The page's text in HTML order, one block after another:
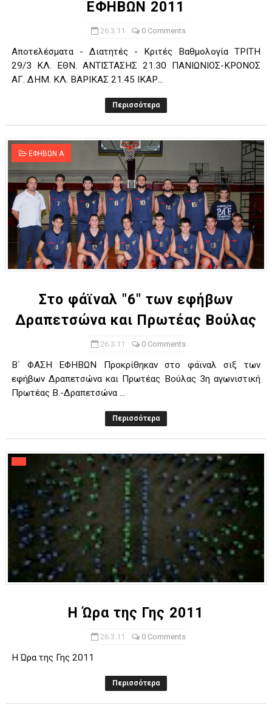
ΕΦΗΒΩΝ 2011
26.3.11 0 Comments
Αποτελέσματα - Διατητές - Κριτές Βαθμολογία ΤΡΙΤΗ
29/3 ΚΛ. ΕΘΝ. ΑΝΤΙΣΤΑΣΗΣ 21.30 ΠΑΝΙΩΝΙΟΣ-ΚΡΟΝΟΣ
ΑΓ. ΔΗΜ. ΚΛ. ΒΑΡΙΚΑΣ 21.45 ΙΚΑΡ...
Περισσότερα
ΕΦΗΒΩΝ Α
Στο φάϊναλ "6" των εφήβων
Δραπετσώνα και Πρωτέας Βούλας
26.3.11 0 Comments
Β΄ ΦΑΣΗ ΕΦΗΒΩΝ Προκρίθηκαν στο φάϊναλ σιξ των
εφήβων Δραπετσώνα και Πρωτέας Βούλας 3η αγωνιστική
Πρωτέας Β.-Δραπετσώνα ...
Περισσότερα
H Ώρα της Γης 2011
26.3.11 0 Comments
H Ώρα της Γης 2011
Περισσότερα